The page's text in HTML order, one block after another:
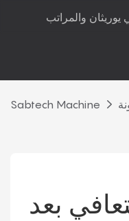
Sabtech Machine
بعد